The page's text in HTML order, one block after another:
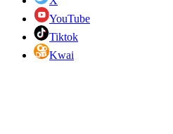
YouTube
Tiktok
Kwai